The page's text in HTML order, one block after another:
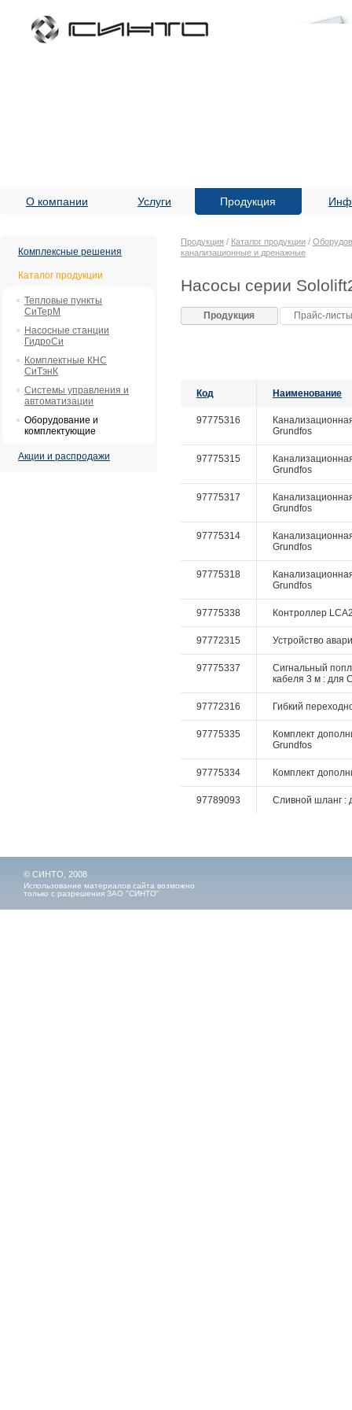
О компании Услуги Продукция
Комплексные решения
Каталог продукции
Тепловые пункты
СиТерМ
Насосные станции
ГидроСи
Комплектные КНС
СиТэнК
Системы управления и
автоматизации
Оборудование и
комплектующие
Акции и распродажи
Продукция / Каталог продукции /
канализационные и дренажные
Насосы серии
Продукция Прайс-
Код Наименование
97775316
Grundfos
97775315
Grundfos
97775317
Grundfos
97775314
Grundfos
97775318
Grundfos
97775338 Контроллер
97772315 Устройство
97775337
Сигнальный
кабеля 3 м : для
97772316 Гибкий
97775335
Комплект
Grundfos
97775334 Комплект
97789093 Сливной шланг :
© СИНТО, 2008
Использование материалов сайта возможно
только с разрешения ЗАО "СИНТО"